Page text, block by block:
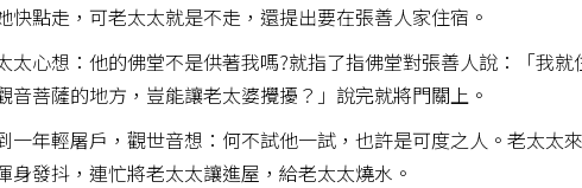
快點走，可老太太就是不走，還提出要在張善人家住宿。
心想：他的佛堂不是供著我嗎?就指了指佛堂對張善人說：「我就
菩薩的地方，豈能讓老太婆攪擾？」說完就將門關上。
一年輕屠戶，觀世音想：何不試他一試，也許是可度之人。老太太
發抖，連忙將老太太讓進屋，給老太太燒水。